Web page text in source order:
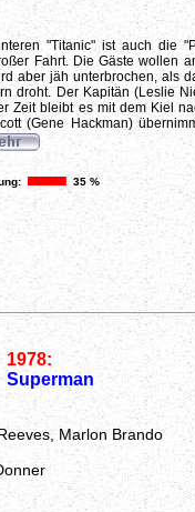
"Titanic" ist auch die
Fahrt. Die Gäste wollen
aber jäh unterbrochen, als
droht. Der Kapitän (Leslie
Zeit bleibt es mit dem Kiel
(Gene Hackman)
35 %
1978:
Superman
Marlon Brando